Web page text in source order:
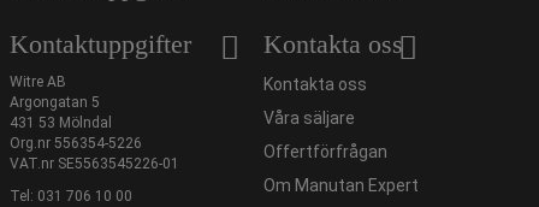
Kontaktuppgifter
Witre AB
Argongatan 5
431 53 Mölndal
Org.nr 556354-5226
VAT.nr SE5563545226-01
Tel: 031 706 10 00
Kontakta oss
Kontakta oss
Våra säljare
Offertförfrågan
Om Manutan Expert